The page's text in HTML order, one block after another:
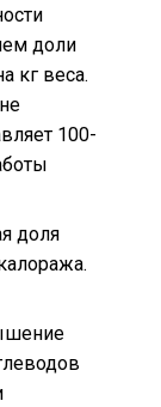
доли
кг веса.
100-
доля